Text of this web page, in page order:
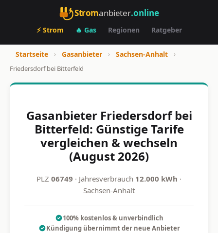
Stromanbieter.online
⚡ Strom 🔥 Gas Regionen Ratgeber
Startseite › Gasanbieter › Sachsen-Anhalt
›
Friedersdorf bei Bitterfeld
Gasanbieter Friedersdorf bei
Bitterfeld: Günstige Tarife
vergleichen & wechseln
(August 2026)
PLZ 06749 · Jahresverbrauch 12.000 kWh ·
Sachsen-Anhalt
100% kostenlos & unverbindlich
Kündigung übernimmt der neue Anbieter